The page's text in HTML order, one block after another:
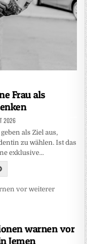
Frau als
2026
als Ziel aus,
zu wählen. Ist das
exklusive…
warnen vor
Jemen